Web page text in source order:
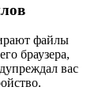
файлы
браузера,
вас